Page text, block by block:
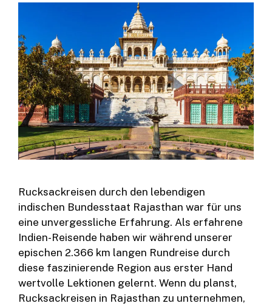
Rucksackreisen durch den lebendigen
indischen Bundesstaat Rajasthan war für uns
eine unvergessliche Erfahrung. Als erfahrene
Indien-Reisende haben wir während unserer
epischen 2.366 km langen Rundreise durch
diese faszinierende Region aus erster Hand
wertvolle Lektionen gelernt. Wenn du planst,
Rucksackreisen in Rajasthan zu unternehmen,